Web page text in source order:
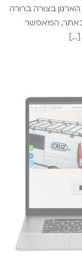
בצורה ברורה
באתר, המאפשר